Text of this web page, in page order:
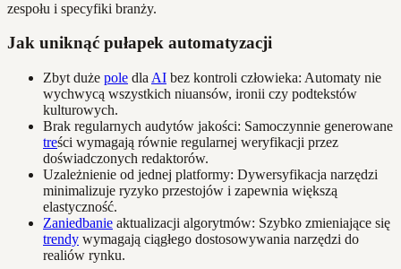
zespołu i specyfiki branży.
Jak uniknąć pułapek automatyzacji
Zbyt duże pole dla AI bez kontroli człowieka: Automaty nie
wychwycą wszystkich niuansów, ironii czy podtekstów
kulturowych.
Brak regularnych audytów jakości: Samoczynnie generowane
treści wymagają równie regularnej weryfikacji przez
doświadczonych redaktorów.
Uzależnienie od jednej platformy: Dywersyfikacja narzędzi
minimalizuje ryzyko przestojów i zapewnia większą
elastyczność.
Zaniedbanie aktualizacji algorytmów: Szybko zmieniające się
trendy wymagają ciągłego dostosowywania narzędzi do
realiów rynku.